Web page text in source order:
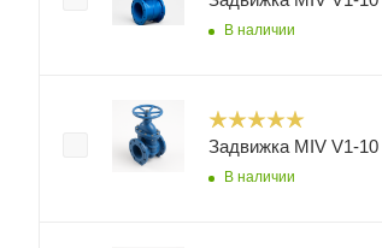
В наличии
В наличии